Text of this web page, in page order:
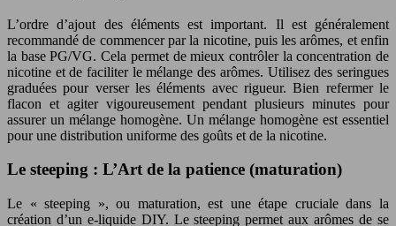
L’ordre d’ajout des éléments est important. Il est généralement
recommandé de commencer par la nicotine, puis les arômes, et enfin
la base PG/VG. Cela permet de mieux contrôler la concentration de
nicotine et de faciliter le mélange des arômes. Utilisez des seringues
graduées pour verser les éléments avec rigueur. Bien refermer le
flacon et agiter vigoureusement pendant plusieurs minutes pour
assurer un mélange homogène. Un mélange homogène est essentiel
pour une distribution uniforme des goûts et de la nicotine.
Le steeping : L’Art de la patience (maturation)
Le « steeping », ou maturation, est une étape cruciale dans la
création d’un e-liquide DIY. Le steeping permet aux arômes de se